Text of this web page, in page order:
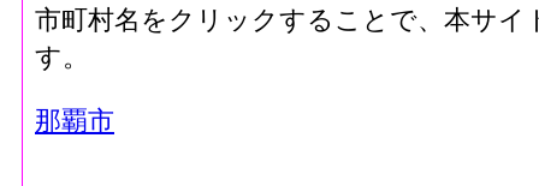
市町村名をクリックすることで、本サ
す。
那覇市